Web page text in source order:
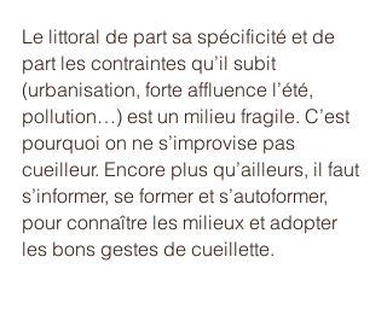
Le littoral de part sa spécificité et de
part les contraintes qu’il subit
(urbanisation, forte affluence l’été,
pollution…) est un milieu fragile. C’est
pourquoi on ne s’improvise pas
cueilleur. Encore plus qu’ailleurs, il faut
s’informer, se former et s’autoformer,
pour connaître les milieux et adopter
les bons gestes de cueillette.